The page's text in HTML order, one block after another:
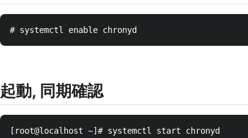
起動, 同期確認
[root@localhost ~]# systemctl start chronyd